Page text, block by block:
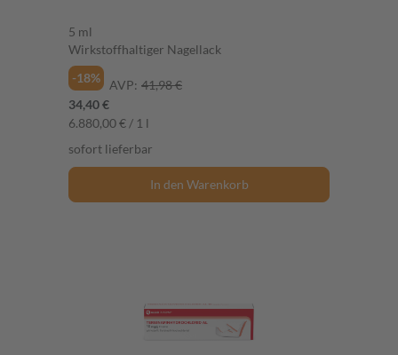
5 ml
Wirkstoffhaltiger Nagellack
-18%
AVP: 41,98 €
34,40 €
6.880,00 € / 1 l
sofort lieferbar
In den Warenkorb